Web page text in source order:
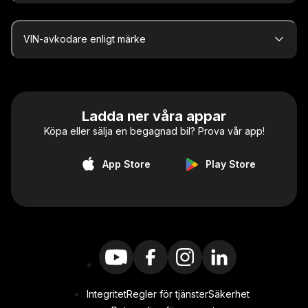
VIN-avkodare enligt märke
Ladda ner våra appar
Köpa eller sälja en begagnad bil? Prova vår app!
App Store Play Store
IntegritetRegler för tjänsterSäkerhet